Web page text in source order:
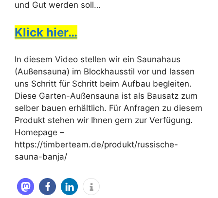
und Gut werden soll…
Klick hier…
In diesem Video stellen wir ein Saunahaus
(Außensauna) im Blockhausstil vor und lassen
uns Schritt für Schritt beim Aufbau begleiten.
Diese Garten-Außensauna ist als Bausatz zum
selber bauen erhältlich. Für Anfragen zu diesem
Produkt stehen wir Ihnen gern zur Verfügung.
Homepage –
https://timberteam.de/produkt/russische-
sauna-banja/